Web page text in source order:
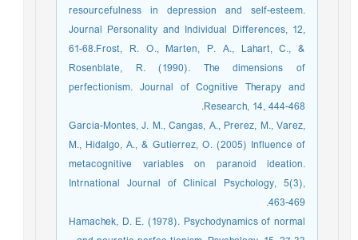
resourcefulness in depression and self-esteem.
Journal Personality and Individual Differences, 12,
61-68.Frost, R. O., Marten, P. A., Lahart, C., &
Rosenblate, R. (1990). The dimensions of
perfectionism. Journal of Cognitive Therapy and
Research, 14, 444-468.
Garcia-Montes, J. M., Cangas, A., Prerez, M., Varez,
M., Hidalgo, A., & Gutierrez, O. (2005) Influence of
metacognitive variables on paranoid ideation.
Intrnational Journal of Clinical Psychology, 5(3),
463-469.
Hamachek, D. E. (1978). Psychodynamics of normal